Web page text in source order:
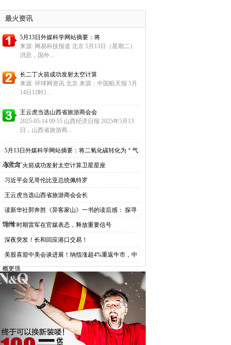
余字
最火资讯
5月13日外媒科学网站摘要：将
来源: 网易科技报道 北京 5月13日（星期二）
消息，国外...
长二丁火箭成功发射太空计算
来源: 环球网资讯 北京 来源：中国航天报 5月
14日12时1...
王云虎当选山西省旅游商会会
2025-05-14 09:55 山西经济日报 2025年5月13
日，山西省旅游商...
·5月13日外媒科学网站摘要：将二氧化碳转化为＂气
态黄金
·长二丁火箭成功发射太空计算卫星星座
·习近平会见哥伦比亚总统佩特罗
·王云虎当选山西省旅游商会会长
·读新华社郭奔胜《异客家山》一书的读后感： 探寻
忻州
·非常时期雷军在官媒表态，释放重要信号
·深夜突发！长和回应港口交易！
·美股喜迎中美会谈进展！纳指涨超4%重返牛市，中
概更强